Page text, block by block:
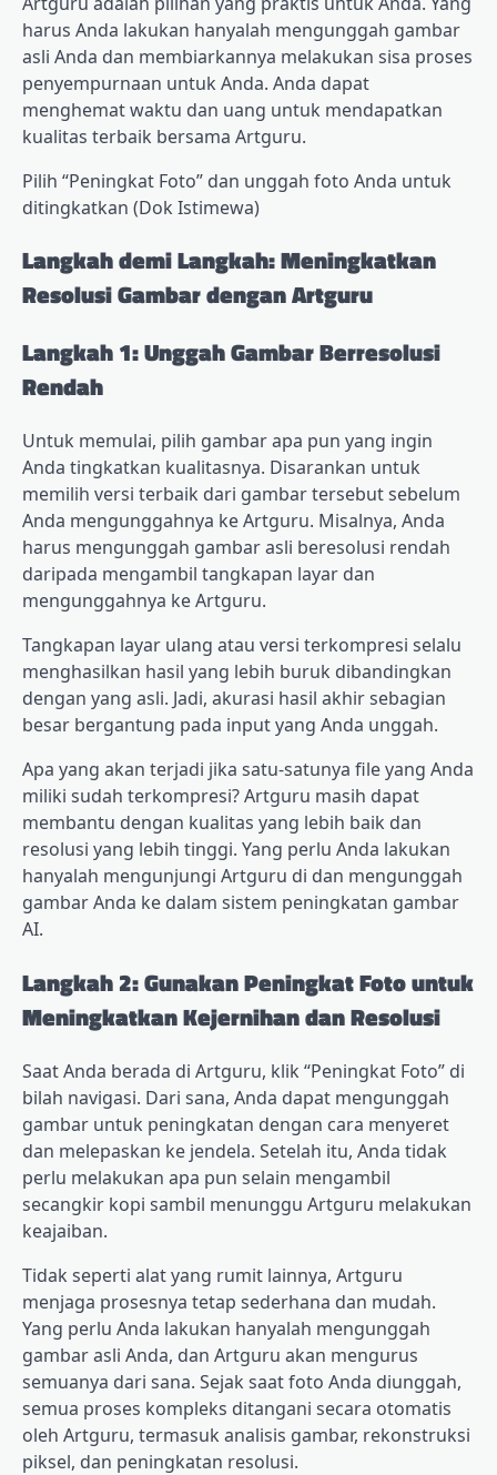
harus Anda lakukan hanyalah mengunggah gambar
asli Anda dan membiarkannya melakukan sisa proses
penyempurnaan untuk Anda. Anda dapat
menghemat waktu dan uang untuk mendapatkan
kualitas terbaik bersama Artguru.
Pilih “Peningkat Foto” dan unggah foto Anda untuk
ditingkatkan (Dok Istimewa)
Langkah demi Langkah: Meningkatkan
Resolusi Gambar dengan Artguru
Langkah 1: Unggah Gambar Berresolusi
Rendah
Untuk memulai, pilih gambar apa pun yang ingin
Anda tingkatkan kualitasnya. Disarankan untuk
memilih versi terbaik dari gambar tersebut sebelum
Anda mengunggahnya ke Artguru. Misalnya, Anda
harus mengunggah gambar asli beresolusi rendah
daripada mengambil tangkapan layar dan
mengunggahnya ke Artguru.
Tangkapan layar ulang atau versi terkompresi selalu
menghasilkan hasil yang lebih buruk dibandingkan
dengan yang asli. Jadi, akurasi hasil akhir sebagian
besar bergantung pada input yang Anda unggah.
Apa yang akan terjadi jika satu-satunya file yang Anda
miliki sudah terkompresi? Artguru masih dapat
membantu dengan kualitas yang lebih baik dan
resolusi yang lebih tinggi. Yang perlu Anda lakukan
hanyalah mengunjungi Artguru di dan mengunggah
gambar Anda ke dalam sistem peningkatan gambar
AI.
Langkah 2: Gunakan Peningkat Foto untuk
Meningkatkan Kejernihan dan Resolusi
Saat Anda berada di Artguru, klik “Peningkat Foto” di
bilah navigasi. Dari sana, Anda dapat mengunggah
gambar untuk peningkatan dengan cara menyeret
dan melepaskan ke jendela. Setelah itu, Anda tidak
perlu melakukan apa pun selain mengambil
secangkir kopi sambil menunggu Artguru melakukan
keajaiban.
Tidak seperti alat yang rumit lainnya, Artguru
menjaga prosesnya tetap sederhana dan mudah. ​​
Yang perlu Anda lakukan hanyalah mengunggah
gambar asli Anda, dan Artguru akan mengurus
semuanya dari sana. Sejak saat foto Anda diunggah,
semua proses kompleks ditangani secara otomatis
oleh Artguru, termasuk analisis gambar, rekonstruksi
piksel, dan peningkatan resolusi.